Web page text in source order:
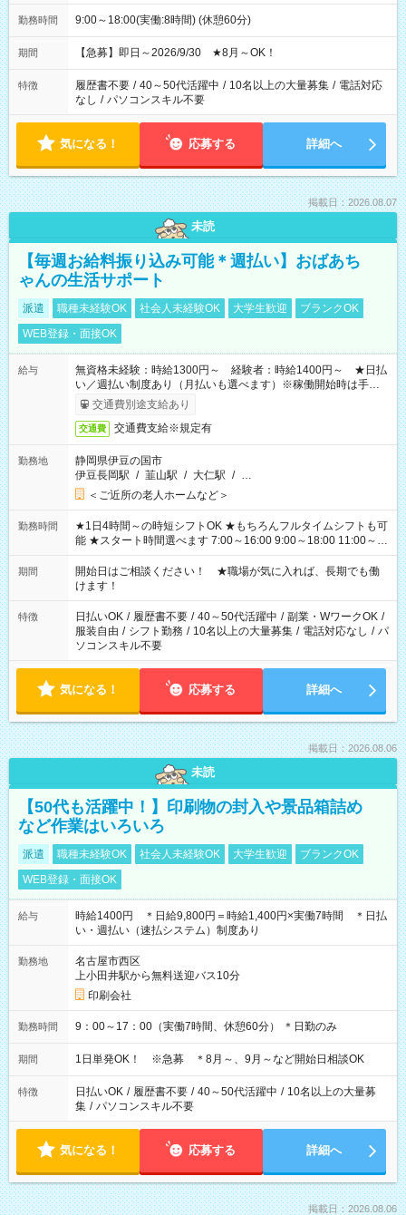
勤務時間 9:00～18:00(実働:8時間) (休憩60分)
期間 【急募】即日～2026/9/30 ★8月～OK！
特徴 履歴書不要 / 40～50代活躍中 / 10名以上の大量募集 / 電話対応
なし / パソコンスキル不要
気になる！ 応募する 詳細へ
掲載日：2026.08.07
未読
【毎週お給料振り込み可能＊週払い】おばあち
ゃんの生活サポート
派遣 職種未経験OK 社会人未経験OK 大学生歓迎
ブランクOK
WEB登録・面接OK
給与
無資格未経験：時給1300円～ 経験者：時給1400円～ ★日払
い／週払い制度あり（月払いも選べます）※稼働開始時は手続き
完了次第のお支払いとなります。
交通費別途支給あり
交通費 交通費支給※規定有
勤務地
静岡県伊豆の国市
伊豆長岡駅 / 韮山駅 / 大仁駅 / …
＜ご近所の老人ホームなど＞
勤務時間
★1日4時間～の時短シフトOK ★もちろんフルタイムシフトも可
能 ★スタート時間選べます 7:00～16:00 9:00～18:00 11:00～
20:00 など 残業なし！ ※Wワークの場合、他のお仕事と合わせ
週40時間超の就業はご案内できません ※法令に基づき、週20時
間以上勤務は社会保険への加入対象となります ※労働者派遣法
（日雇い派遣の原則禁止）により、短時間・短期間の就業はご
案内が難しい場合があります
期間
開始日はご相談ください！ ★職場が気に入れば、長期でも働
けます！
特徴 日払いOK / 履歴書不要 / 40～50代活躍中 / 副業・WワークOK /
服装自由 / シフト勤務 / 10名以上の大量募集 / 電話対応なし / パ
ソコンスキル不要
気になる！ 応募する 詳細へ
掲載日：2026.08.06
未読
【50代も活躍中！】印刷物の封入や景品箱詰め
など作業はいろいろ
派遣 職種未経験OK 社会人未経験OK 大学生歓迎
ブランクOK
WEB登録・面接OK
給与
時給1400円 ＊日給9,800円＝時給1,400円×実働7時間 ＊日払
い・週払い（速払システム）制度あり
勤務地
名古屋市西区
上小田井駅から無料送迎バス10分
印刷会社
勤務時間 9：00～17：00（実働7時間、休憩60分） ＊日勤のみ
期間 1日単発OK！ ※急募 ＊8月～、9月～など開始日相談OK
特徴 日払いOK / 履歴書不要 / 40～50代活躍中 / 10名以上の大量募
集 / パソコンスキル不要
気になる！ 応募する 詳細へ
掲載日：2026.08.06